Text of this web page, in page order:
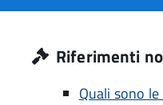
Riferimenti
Quali sono